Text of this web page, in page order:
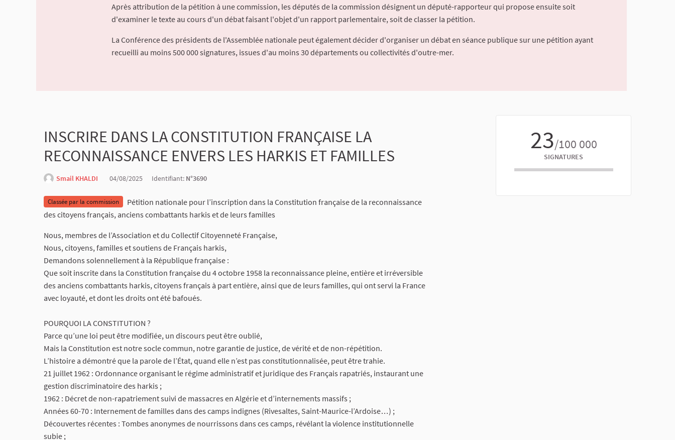
Après attribution de la pétition à une commission, les députés de la commission désignent un député-rapporteur qui propose ensuite soit
d'examiner le texte au cours d'un débat faisant l'objet d'un rapport parlementaire, soit de classer la pétition.
La Conférence des présidents de l'Assemblée nationale peut également décider d'organiser un débat en séance publique sur une pétition ayant
recueilli au moins 500 000 signatures, issues d'au moins 30 départements ou collectivités d'outre-mer.
23/100 000
SIGNATURES
INSCRIRE DANS LA CONSTITUTION FRANÇAISE LA
RECONNAISSANCE ENVERS LES HARKIS ET FAMILLES
Smail KHALDI 04/08/2025 Identifiant: N°3690
Classée par la commission
Pétition nationale pour l’inscription dans la Constitution française de la reconnaissance
des citoyens français, anciens combattants harkis et de leurs familles
Nous, membres de l’Association et du Collectif Citoyenneté Française,
Nous, citoyens, familles et soutiens de Français harkis,
Demandons solennellement à la République française :
Que soit inscrite dans la Constitution française du 4 octobre 1958 la reconnaissance pleine, entière et irréversible
des anciens combattants harkis, citoyens français à part entière, ainsi que de leurs familles, qui ont servi la France
avec loyauté, et dont les droits ont été bafoués.
POURQUOI LA CONSTITUTION ?
Parce qu’une loi peut être modifiée, un discours peut être oublié,
Mais la Constitution est notre socle commun, notre garantie de justice, de vérité et de non-répétition.
L’histoire a démontré que la parole de l’État, quand elle n’est pas constitutionnalisée, peut être trahie.
21 juillet 1962 : Ordonnance organisant le régime administratif et juridique des Français rapatriés, instaurant une
gestion discriminatoire des harkis ;
1962 : Décret de non-rapatriement suivi de massacres en Algérie et d’internements massifs ;
Années 60-70 : Internement de familles dans des camps indignes (Rivesaltes, Saint-Maurice-l’Ardoise…) ;
Découvertes récentes : Tombes anonymes de nourrissons dans ces camps, révélant la violence institutionnelle
subie ;